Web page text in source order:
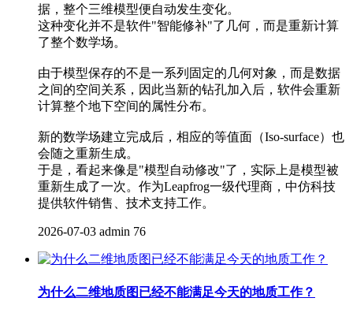
据，整个三维模型便自动发生变化。
这种变化并不是软件"智能修补"了几何，而是重新计算
了整个数学场。
由于模型保存的不是一系列固定的几何对象，而是数据
之间的空间关系，因此当新的钻孔加入后，软件会重新
计算整个地下空间的属性分布。
新的数学场建立完成后，相应的等值面（Iso-surface）也
会随之重新生成。
于是，看起来像是"模型自动修改"了，实际上是模型被
重新生成了一次。作为Leapfrog一级代理商，中仿科技
提供软件销售、技术支持工作。
2026-07-03 admin 76
为什么二维地质图已经不能满足今天的地质工作？